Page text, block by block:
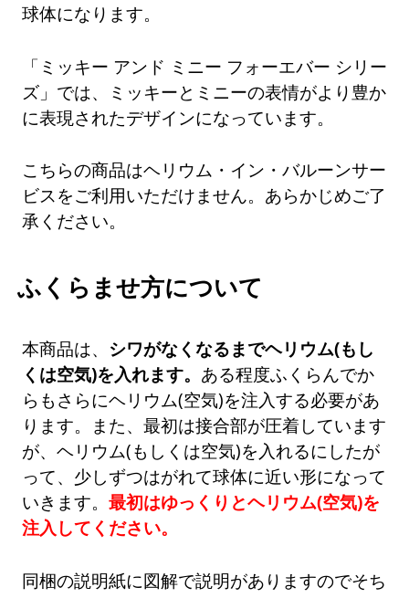
球体になります。
「ミッキー アンド ミニー フォーエバー シリー
ズ」では、ミッキーとミニーの表情がより豊か
に表現されたデザインになっています。
こちらの商品はヘリウム・イン・バルーンサー
ビスをご利用いただけません。あらかじめご了
承ください。
ふくらませ方について
本商品は、 シワがなくなるまでヘリウム(もし
くは空気)を入れます。 ある程度ふくらんでか
らもさらにヘリウム(空気)を注入する必要があ
ります。また、最初は接合部が圧着しています
が、ヘリウム(もしくは空気)を入れるにしたが
って、少しずつはがれて球体に近い形になって
いきます。最初はゆっくりとヘリウム(空気)を
注入してください。
同梱の説明紙に図解で説明がありますのでそち